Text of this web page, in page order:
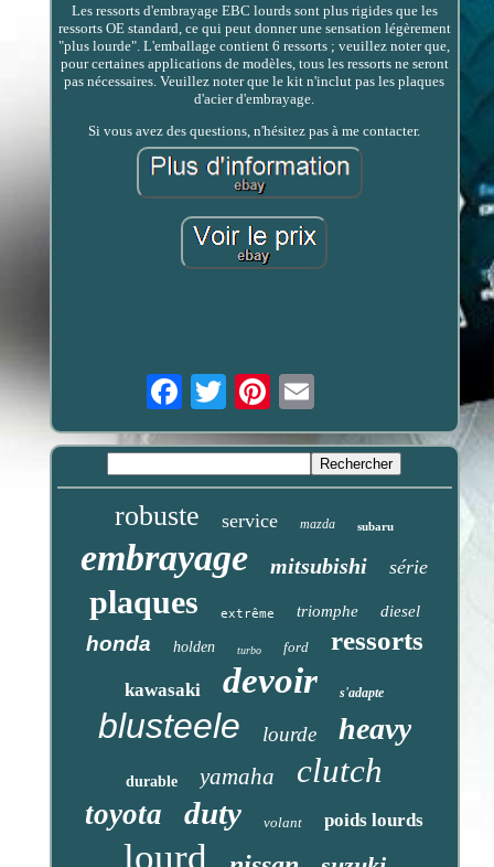
Les ressorts d'embrayage EBC lourds sont plus rigides que les
ressorts OE standard, ce qui peut donner une sensation légèrement
"plus lourde". L'emballage contient 6 ressorts ; veuillez noter que,
pour certaines applications de modèles, tous les ressorts ne seront
pas nécessaires. Veuillez noter que le kit n'inclut pas les plaques
d'acier d'embrayage.
Si vous avez des questions, n'hésitez pas à me contacter.
Email
robuste service mazda subaru
embrayage mitsubishi série
plaques extrême triomphe diesel
honda holden turbo ford ressorts
kawasaki devoir s'adapte
blusteele lourde heavy
durable yamaha clutch
toyota duty volant poids lourds
lourd